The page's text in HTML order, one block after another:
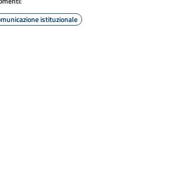
istituzionale